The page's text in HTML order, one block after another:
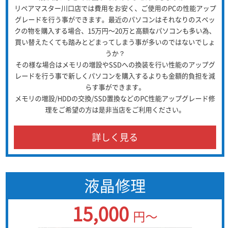
リペアマスター川口店では費用をお安く、ご使用のPCの性能アップ
グレードを行う事ができます。最近のパソコンはそれなりのスペッ
クの物を購入する場合、15万円～20万と高額なパソコンも多い為、
買い替えたくても踏みとどまってしまう事が多いのではないでしょ
うか？
その様な場合はメモリの増設やSSDへの換装を行い性能のアップグ
レードを行う事で新しくパソコンを購入するよりも金額的負担を減
らす事ができます。
メモリの増設/HDDの交換/SSD置換などのPC性能アップグレード修
理をご希望の方は是非当店をご利用ください。
詳しく見る
液晶修理
15,000 円～